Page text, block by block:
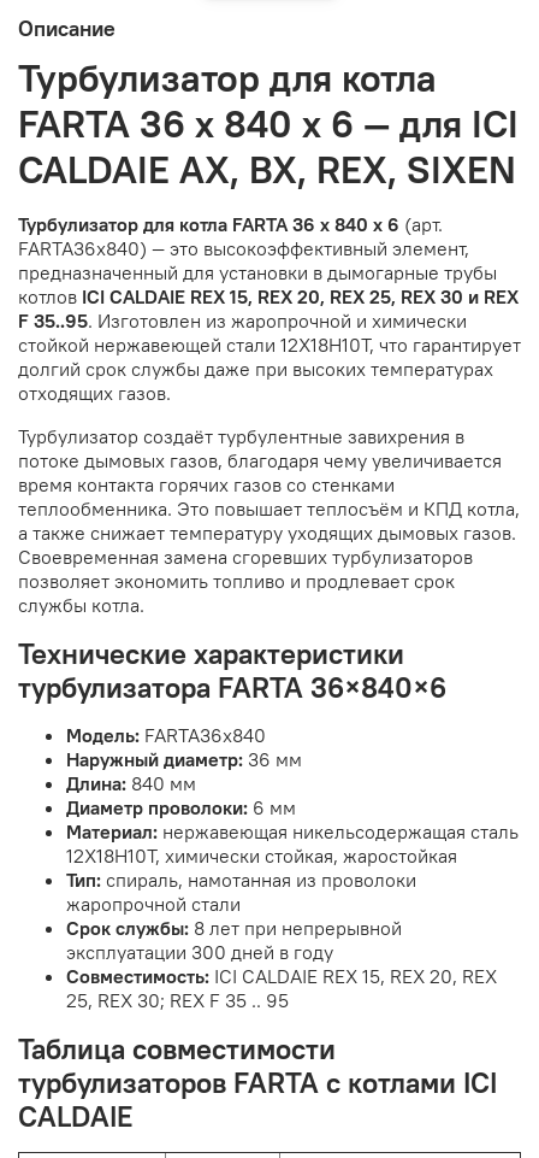
Описание
Турбулизатор для котла
FARTA 36 х 840 х 6 — для ICI
CALDAIE АХ, BX, REX, SIXEN
Турбулизатор для котла FARTA 36 х 840 х 6 (арт.
FARTA36x840) — это высокоэффективный элемент,
предназначенный для установки в дымогарные трубы
котлов ICI CALDAIE REX 15, REX 20, REX 25, REX 30 и REX
F 35..95. Изготовлен из жаропрочной и химически
стойкой нержавеющей стали 12Х18Н10Т, что гарантирует
долгий срок службы даже при высоких температурах
отходящих газов.
Турбулизатор создаёт турбулентные завихрения в
потоке дымовых газов, благодаря чему увеличивается
время контакта горячих газов со стенками
теплообменника. Это повышает теплосъём и КПД котла,
а также снижает температуру уходящих дымовых газов.
Своевременная замена сгоревших турбулизаторов
позволяет экономить топливо и продлевает срок
службы котла.
Технические характеристики
турбулизатора FARTA 36×840×6
Модель: FARTA36x840
Наружный диаметр: 36 мм
Длина: 840 мм
Диаметр проволоки: 6 мм
Материал: нержавеющая никельсодержащая сталь
12Х18Н10Т, химически стойкая, жаростойкая
Тип: спираль, намотанная из проволоки
жаропрочной стали
Срок службы: 8 лет при непрерывной
эксплуатации 300 дней в году
Совместимость: ICI CALDAIE REX 15, REX 20, REX
25, REX 30; REX F 35 .. 95
Таблица совместимости
турбулизаторов FARTA с котлами ICI
CALDAIE